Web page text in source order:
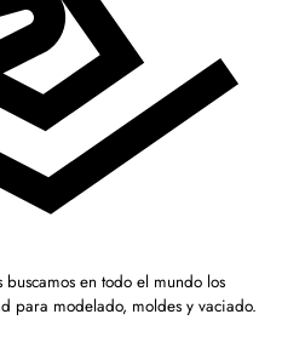
en todo el mundo los
para modelado, moldes y vaciado.